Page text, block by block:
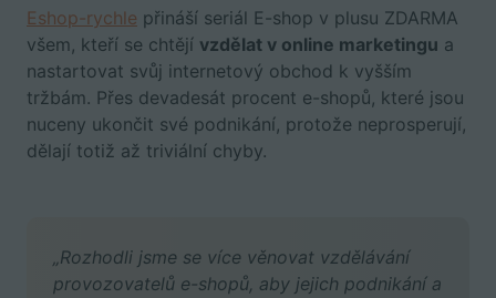
Eshop-rychle přináší seriál E-shop v plusu ZDARMA
všem, kteří se chtějí vzdělat v online marketingu a
nastartovat svůj internetový obchod k vyšším
tržbám. Přes devadesát procent e-shopů, které jsou
nuceny ukončit své podnikání, protože neprosperují,
dělají totiž až triviální chyby.
„Rozhodli jsme se více věnovat vzdělávání
provozovatelů e-shopů, aby jejich podnikání a